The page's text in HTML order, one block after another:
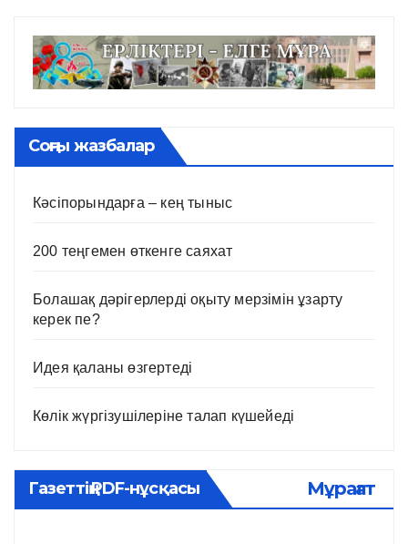
Соңғы жазбалар
Кәсіпорындарға – кең тыныс
200 теңгемен өткенге саяхат
Болашақ дәрігерлерді оқыту мерзімін ұзарту
керек пе?
Идея қаланы өзгертеді
Көлік жүргізушілеріне талап күшейеді
Газеттің PDF-нұсқасы Мұрағат